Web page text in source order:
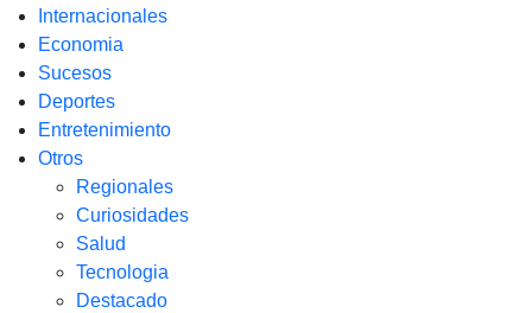
Internacionales
Economia
Sucesos
Deportes
Entretenimiento
Otros
Regionales
Curiosidades
Salud
Tecnologia
Destacado